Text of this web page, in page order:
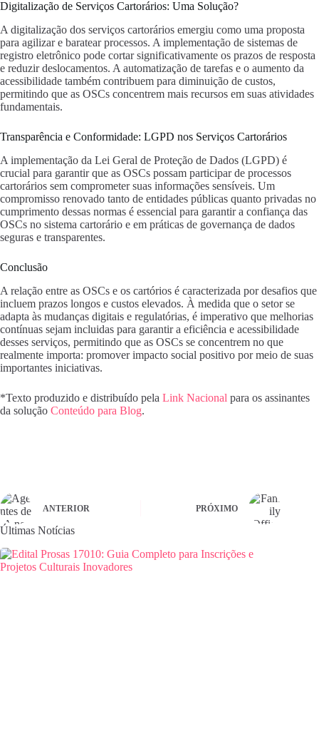
Digitalização de Serviços Cartorários: Uma Solução?
A digitalização dos serviços cartorários emergiu como uma proposta
para agilizar e baratear processos. A implementação de sistemas de
registro eletrônico pode cortar significativamente os prazos de resposta
e reduzir deslocamentos. A automatização de tarefas e o aumento da
acessibilidade também contribuem para diminuição de custos,
permitindo que as OSCs concentrem mais recursos em suas atividades
fundamentais.
Transparência e Conformidade: LGPD nos Serviços Cartorários
A implementação da Lei Geral de Proteção de Dados (LGPD) é
crucial para garantir que as OSCs possam participar de processos
cartorários sem comprometer suas informações sensíveis. Um
compromisso renovado tanto de entidades públicas quanto privadas no
cumprimento dessas normas é essencial para garantir a confiança das
OSCs no sistema cartorário e em práticas de governança de dados
seguras e transparentes.
Conclusão
A relação entre as OSCs e os cartórios é caracterizada por desafios que
incluem prazos longos e custos elevados. À medida que o setor se
adapta às mudanças digitais e regulatórias, é imperativo que melhorias
contínuas sejam incluidas para garantir a eficiência e acessibilidade
desses serviços, permitindo que as OSCs se concentrem no que
realmente importa: promover impacto social positivo por meio de suas
importantes iniciativas.
*Texto produzido e distribuído pela Link Nacional para os assinantes
da solução Conteúdo para Blog.
ANTERIOR PRÓXIMO
Últimas Notícias